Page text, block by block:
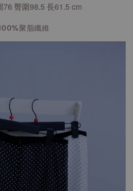
76 臀圍98.5 長61.5 cm
100%聚脂纖維